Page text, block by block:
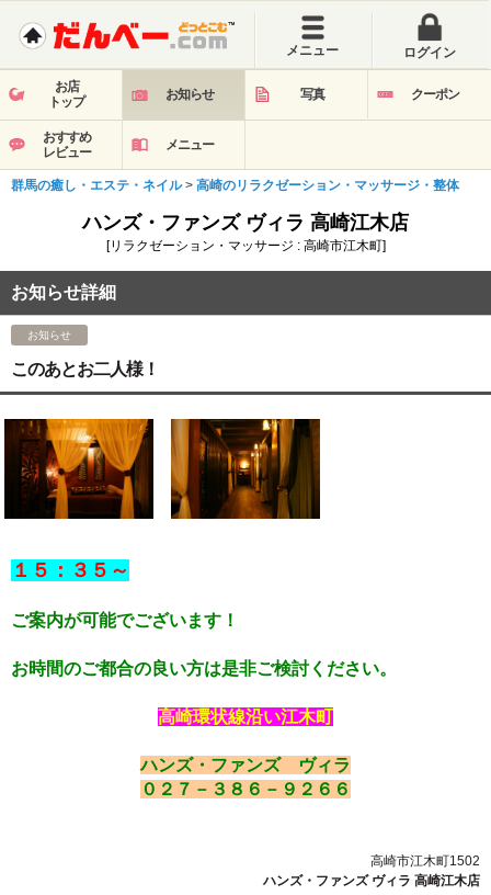
メニュー ログイン
お店
トップ
お知らせ 写真 クーポン
おすすめ
レビュー
メニュー
群馬の癒し・エステ・ネイル> 高崎のリラクゼーション・マッサージ・整体
ハンズ・ファンズ ヴィラ 高崎江木店
[リラクゼーション・マッサージ : 高崎市江木町]
お知らせ詳細
お知らせ
このあとお二人様！
１５：３５～
ご案内が可能でございます！
お時間のご都合の良い方は是非ご検討ください。
高崎環状線沿い江木町
ハンズ・ファンズ ヴィラ
０２７－３８６－９２６６
高崎市江木町1502
ハンズ・ファンズ ヴィラ 高崎江木店